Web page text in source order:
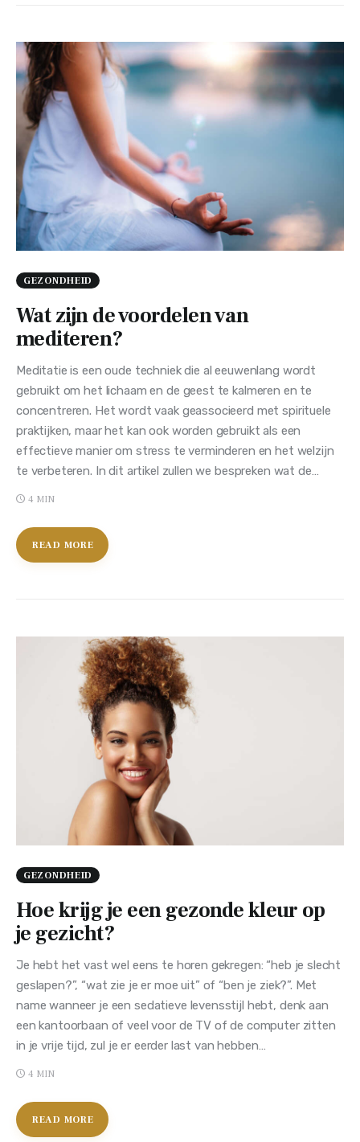
GEZONDHEID
Wat zijn de voordelen van
mediteren?
Meditatie is een oude techniek die al eeuwenlang wordt
gebruikt om het lichaam en de geest te kalmeren en te
concentreren. Het wordt vaak geassocieerd met spirituele
praktijken, maar het kan ook worden gebruikt als een
effectieve manier om stress te verminderen en het welzijn
te verbeteren. In dit artikel zullen we bespreken wat de…
4 MIN
READ MORE
GEZONDHEID
Hoe krijg je een gezonde kleur op
je gezicht?
Je hebt het vast wel eens te horen gekregen: “heb je slecht
geslapen?”, “wat zie je er moe uit” of “ben je ziek?”. Met
name wanneer je een sedatieve levensstijl hebt, denk aan
een kantoorbaan of veel voor de TV of de computer zitten
in je vrije tijd, zul je er eerder last van hebben…
4 MIN
READ MORE